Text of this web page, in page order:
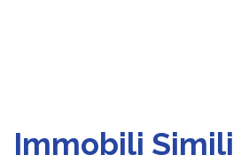
Immobili Simili